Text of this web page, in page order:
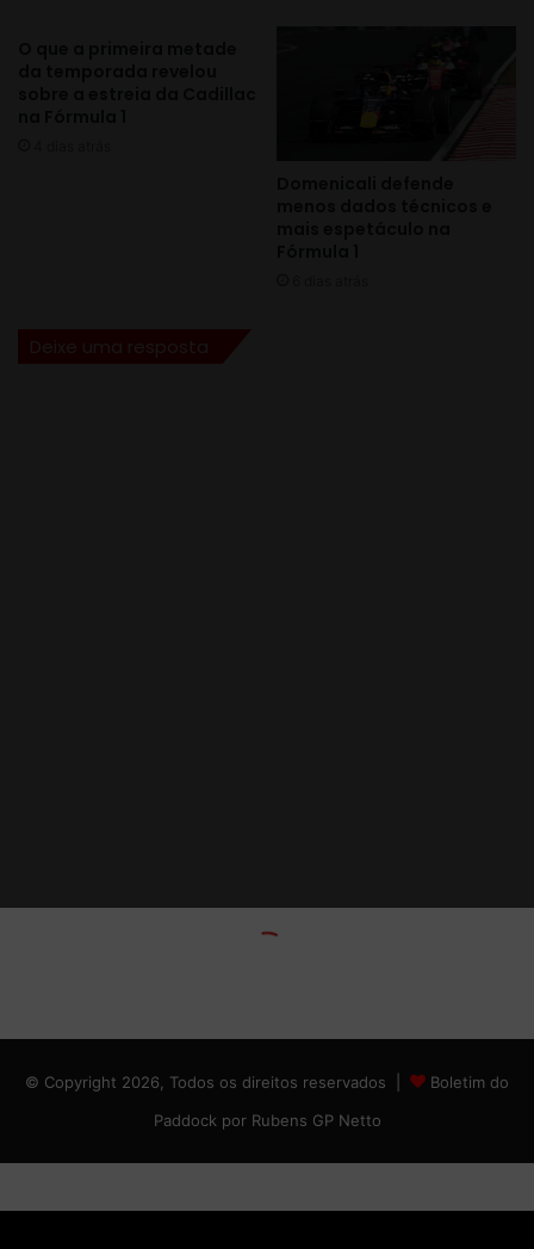
© Copyright 2026, Todos os direitos reservados |
Boletim do
Paddock por Rubens GP Netto